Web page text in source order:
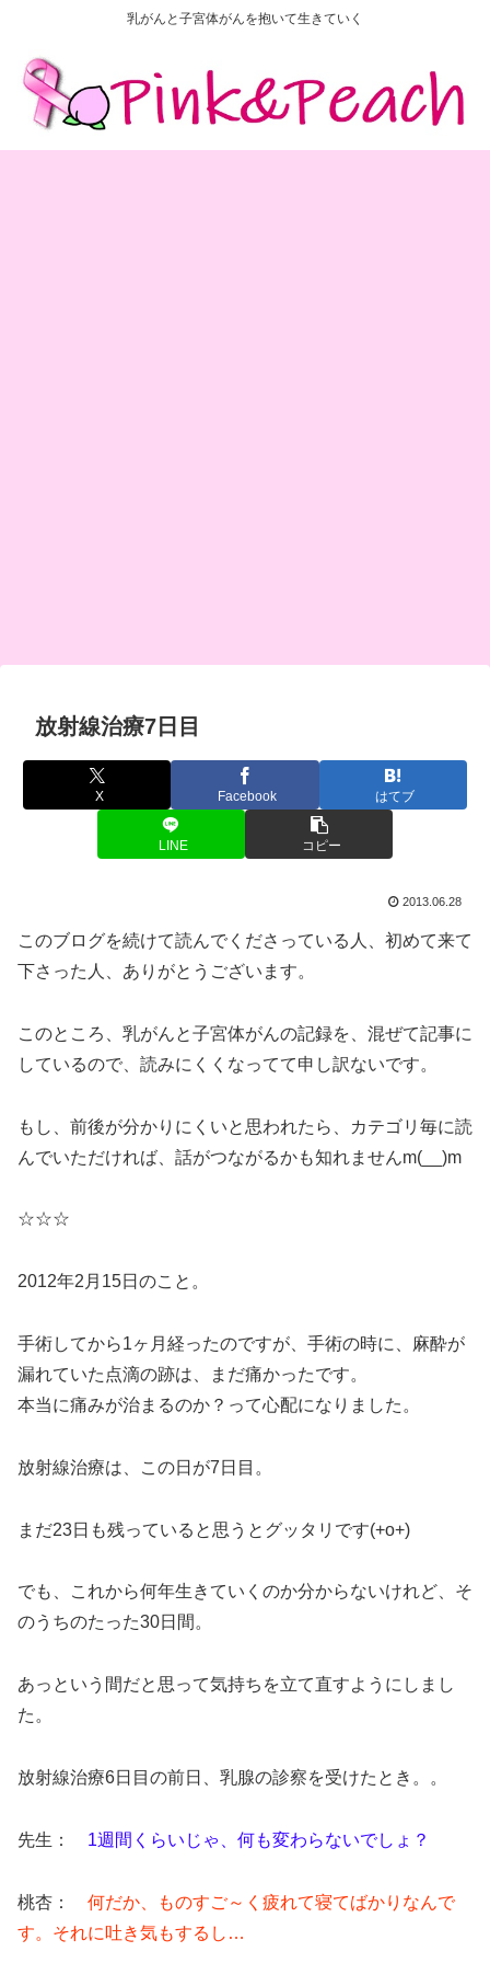
乳がんと子宮体がんを抱いて生きていく
放射線治療7日目
X Facebook はてブ
LINE コピー
2013.06.28
このブログを続けて読んでくださっている人、初めて来て
下さった人、ありがとうございます。
このところ、乳がんと子宮体がんの記録を、混ぜて記事に
しているので、読みにくくなってて申し訳ないです。
もし、前後が分かりにくいと思われたら、カテゴリ毎に読
んでいただければ、話がつながるかも知れませんm(__)m
☆☆☆
2012年2月15日のこと。
手術してから1ヶ月経ったのですが、手術の時に、麻酔が
漏れていた点滴の跡は、まだ痛かったです。
本当に痛みが治まるのか？って心配になりました。
放射線治療は、この日が7日目。
まだ23日も残っていると思うとグッタリです(+o+)
でも、これから何年生きていくのか分からないけれど、そ
のうちのたった30日間。
あっという間だと思って気持ちを立て直すようにしまし
た。
放射線治療6日目の前日、乳腺の診察を受けたとき。。
先生： 1週間くらいじゃ、何も変わらないでしょ？
桃杏： 何だか、ものすご～く疲れて寝てばかりなんで
す。それに吐き気もするし…